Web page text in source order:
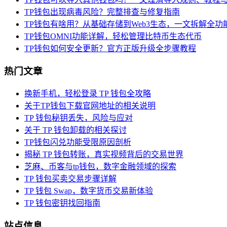
TP钱包出现病毒风险？完整排查与修复指南
TP钱包有啥用？从基础存储到Web3生态，一文拆解全功
TP钱包OMNI功能详解，轻松管理比特币生态代币
TP钱包如何安全更新？官方正版升级全步骤教程
热门文章
换新手机，轻松登录 TP 钱包全攻略
关于TP钱包下载官网地址的相关说明
TP 钱包秘钥丢失，风险与应对
关于 TP 钱包卸载的相关探讨
TP钱包闪兑功能受限原因剖析
揭秘 TP 钱包转账，真实视频背后的交易世界
芝麻、币客与tp钱包，数字金融领域的探索
TP 钱包买卖交易步骤详解
TP 钱包 Swap，数字货币交易新体验
TP 钱包密钥找回指南